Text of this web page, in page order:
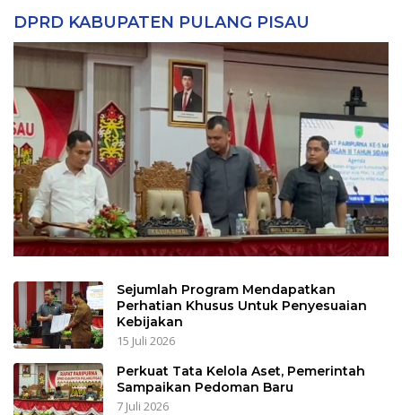
DPRD KABUPATEN PULANG PISAU
Sejumlah Program Mendapatkan
Perhatian Khusus Untuk Penyesuaian
Kebijakan
15 Juli 2026
Perkuat Tata Kelola Aset, Pemerintah
Sampaikan Pedoman Baru
7 Juli 2026